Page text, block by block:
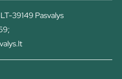
39149 Pasvalys